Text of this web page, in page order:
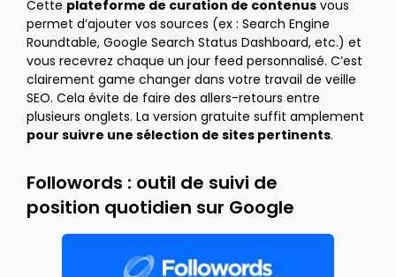
Cette plateforme de curation de contenus vous
permet d’ajouter vos sources (ex : Search Engine
Roundtable, Google Search Status Dashboard, etc.) et
vous recevrez chaque un jour feed personnalisé. C’est
clairement game changer dans votre travail de veille
SEO. Cela évite de faire des allers-retours entre
plusieurs onglets. La version gratuite suffit amplement
pour suivre une sélection de sites pertinents.
Followords : outil de suivi de
position quotidien sur Google